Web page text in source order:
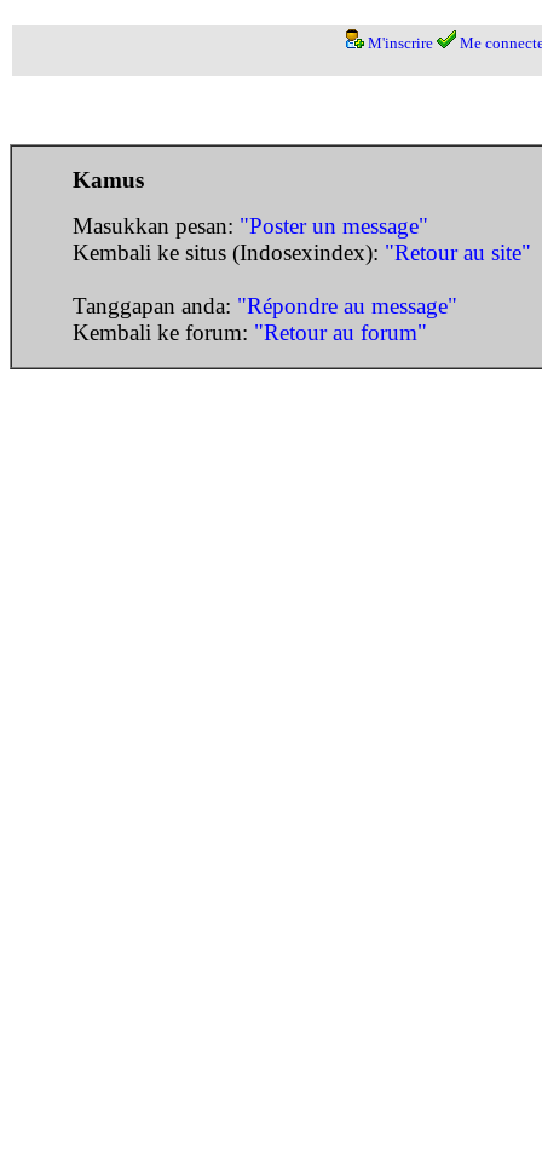
M'inscrire Me
Kamus
Masukkan pesan: "Poster un message"
Kembali ke situs (Indosexindex): "Retour au site"
Tanggapan anda: "Répondre au message"
Kembali ke forum: "Retour au forum"